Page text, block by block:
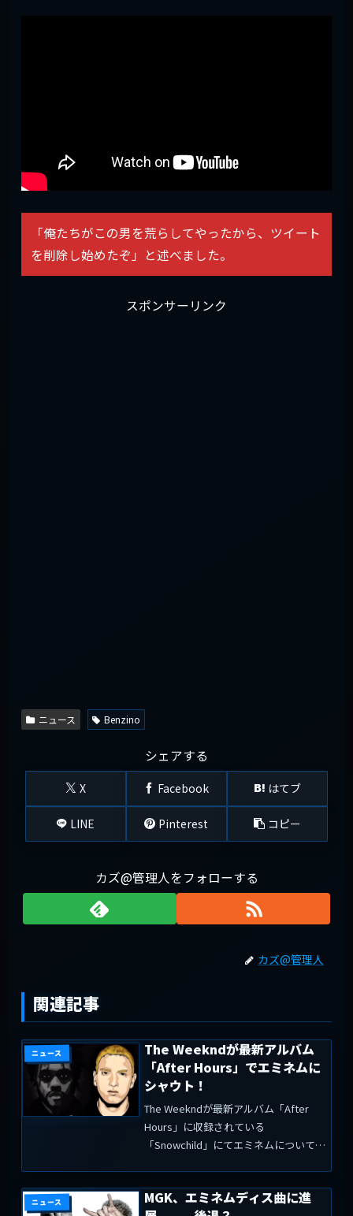
「俺たちがこの男を荒らしてやったから、ツイート
を削除し始めたぞ」と述べました。
スポンサーリンク
ニュース Benzino
シェアする
X Facebook はてブ
LINE Pinterest コピー
カズ@管理人をフォローする
カズ@管理人
関連記事
ニュース
The Weekndが最新アルバム
「After Hours」でエミネムに
シャウト！
The Weekndが最新アルバム「After
Hours」に収録されている
「Snowchild」にてエミネムについて言
ーのように「M」を少し積み上げた」シ
ニュース
MGK、エミネムディス曲に進